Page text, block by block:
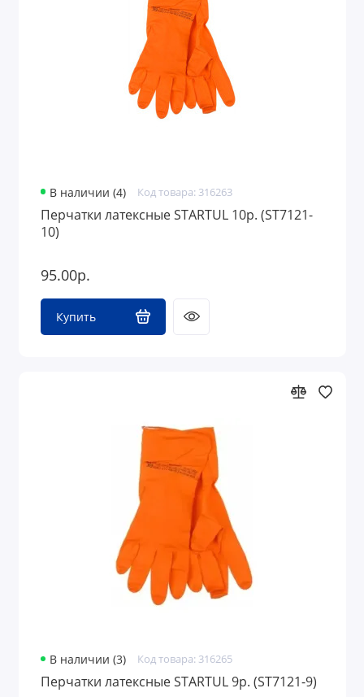
Средства защиты
Грузоподъемное оборудование
В наличии (4) Код товара: 316263
Перчатки латексные STARTUL 10р. (ST7121-
10)
95.00р.
Купить
В наличии (3) Код товара: 316265
Перчатки латексные STARTUL 9р. (ST7121-9)